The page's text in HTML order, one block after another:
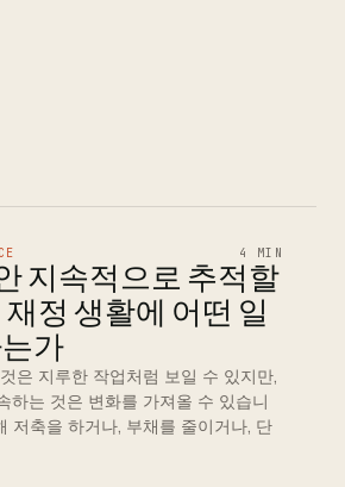
4 MIN
지속적으로 추적할
정 생활에 어떤 일
가
은 지루한 작업처럼 보일 수 있지만,
하는 것은 변화를 가져올 수 있습니
저축을 하거나, 부채를 줄이거나, 단